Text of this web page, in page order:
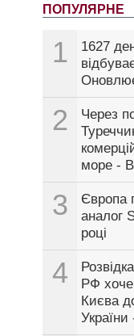
ПОПУЛЯРНЕ
1
1627
2
Через
море -
3
Європа
аналог
році
4
РФ
Києва
України